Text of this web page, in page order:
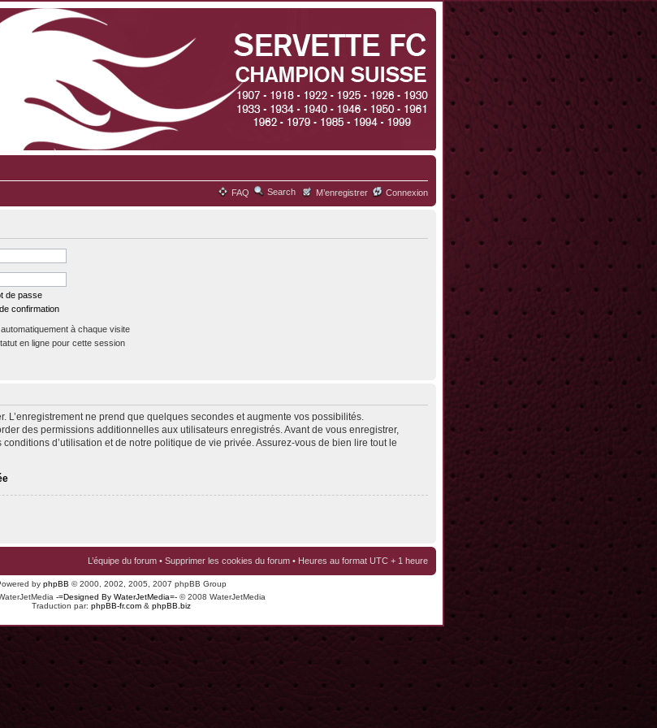
FAQ Search M’enregistrer Connexion
de passe
confirmation
à chaque visite
en ligne pour cette session
L’enregistrement ne prend que quelques secondes et augmente vos possibilités.
des permissions additionnelles aux utilisateurs enregistrés. Avant de vous enregistrer,
d’utilisation et de notre politique de vie privée. Assurez-vous de bien lire tout le
L’équipe du forum • Supprimer les cookies du forum • Heures au format UTC + 1 heure
by phpBB © 2000, 2002, 2005, 2007 phpBB Group
-=Designed By WaterJetMedia=- © 2008 WaterJetMedia
Traduction par: phpBB-fr.com & phpBB.biz